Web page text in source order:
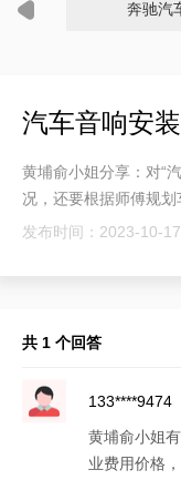
奔驰汽
汽车音响安
黄埔俞小姐分享：对“
况，还要根据师傅规划
发布时间：2023-10-17
共 1 个回答
133****9474
黄埔俞小姐
业费用价格